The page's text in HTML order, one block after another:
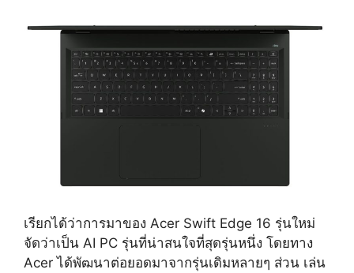
เรียกได้ว่าการมาของ Acer Swift Edge 16 รุ่นใหม่
จัดว่าเป็น AI PC รุ่นที่น่าสนใจที่สุดรุ่นหนึ่ง โดยทาง
Acer ได้พัฒนาต่อยอดมาจากรุ่นเดิมหลายๆ ส่วน เล่น